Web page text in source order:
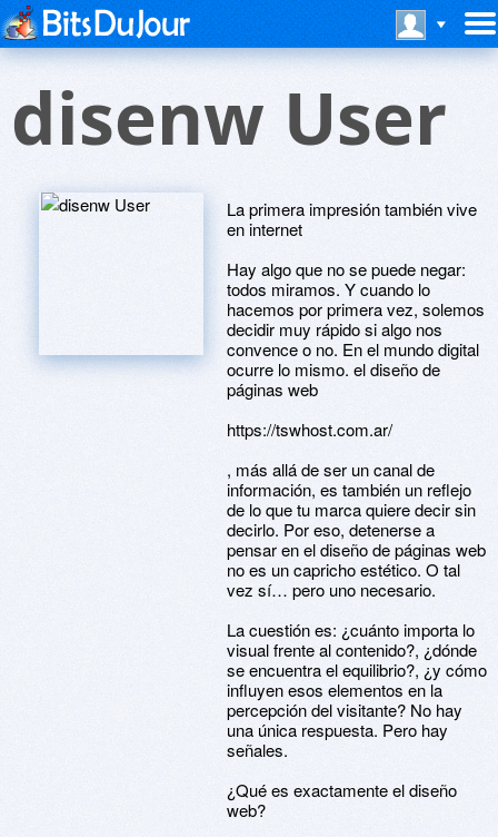
disenw User
La primera impresión también vive
en internet
Hay algo que no se puede negar:
todos miramos. Y cuando lo
hacemos por primera vez, solemos
decidir muy rápido si algo nos
convence o no. En el mundo digital
ocurre lo mismo. el diseño de
páginas web
https://tswhost.com.ar/
, más allá de ser un canal de
información, es también un reflejo
de lo que tu marca quiere decir sin
decirlo. Por eso, detenerse a
pensar en el diseño de páginas web
no es un capricho estético. O tal
vez sí… pero uno necesario.
La cuestión es: ¿cuánto importa lo
visual frente al contenido?, ¿dónde
se encuentra el equilibrio?, ¿y cómo
influyen esos elementos en la
percepción del visitante? No hay
una única respuesta. Pero hay
señales.
¿Qué es exactamente el diseño
web?